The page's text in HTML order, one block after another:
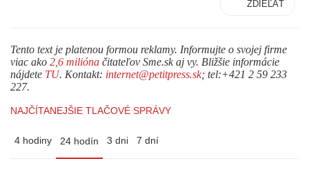
ZDIEĽAŤ
Tento text je platenou formou reklamy. Informujte o svojej firme
viac ako 2,6 milióna čitateľov Sme.sk aj vy. Bližšie informácie
nájdete TU. Kontakt: internet@petitpress.sk; tel:+421 2 59 233
227.
NAJČÍTANEJŠIE TLAČOVÉ SPRÁVY
4 hodiny 24 hodín 3 dni 7 dní